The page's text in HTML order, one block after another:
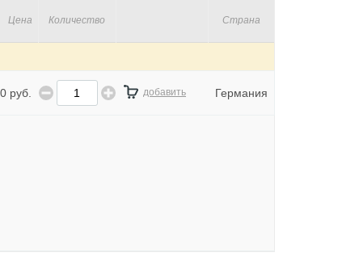
Цена Количество Страна
руб. добавить Германия